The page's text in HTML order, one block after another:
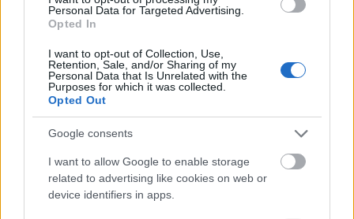
Personal Data for Targeted Advertising.
Opted In
I want to opt-out of Collection, Use,
Retention, Sale, and/or Sharing of my
Personal Data that Is Unrelated with the
Purposes for which it was collected.
Opted Out
Google consents
I want to allow Google to enable storage
related to advertising like cookies on web or
device identifiers in apps.
Szirtes a Képzőművészeti Egyetem grafika
szakán végzett.
Az érzékiség mibenlétének kutatása, a
performance akciójának 2D-os összesűrítése,
esztétikai önábrázolás mind-mind
leolvashatók a munkákról. Ezeknek a testtel
az utóbbi évek fotósorozatai is, ahol a
műalkotás hordozója maga a test lesz, ez
rögzíti az akció folyamatát. A test hangsúlyos